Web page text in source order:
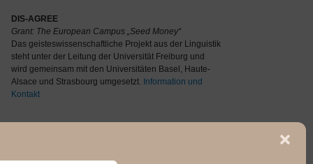
DIS-AGREE
Grant: The European Campus „Seed Money“
Das geisteswissenschaftliche Projekt aus der Linguistik
steht unter der Leitung der Universität Freiburg und
wird gemeinsam mit den Universitäten Basel, Haute-
Alsace und Strasbourg umgesetzt. Information und
Kontakt